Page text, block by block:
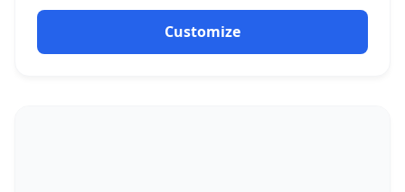
Customize